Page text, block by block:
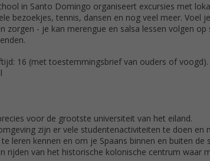
in Santo Domingo organiseert excursies met
bezoekjes, tennis, dansen en nog veel meer. Voel
zorgen - je kan merengue en salsa lessen volgen
16 (met toestemmingsbrief van ouders of voogd).
voor de grootste universiteit van het eiland.
zijn er vele studentenactiviteiten te doen
leren kennen en om je Spaans binnen en buiten de
rijden van het historische kolonische centrum waar